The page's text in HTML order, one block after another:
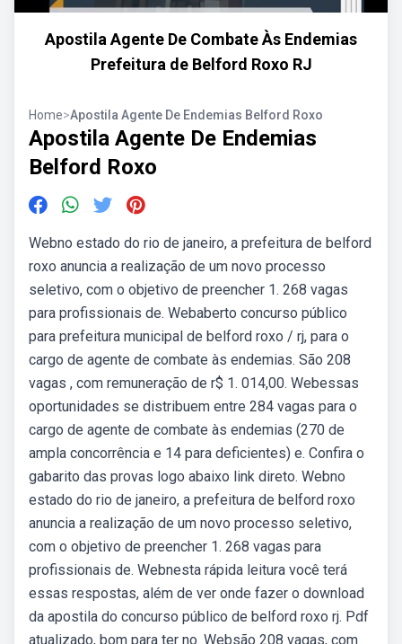
Apostila Agente De Combate Às Endemias
Prefeitura de Belford Roxo RJ
Home>Apostila Agente De Endemias Belford Roxo
Apostila Agente De Endemias
Belford Roxo
Webno estado do rio de janeiro, a prefeitura de belford
roxo anuncia a realização de um novo processo
seletivo, com o objetivo de preencher 1. 268 vagas
para profissionais de. Webaberto concurso público
para prefeitura municipal de belford roxo / rj, para o
cargo de agente de combate às endemias. São 208
vagas , com remuneração de r$ 1. 014,00. Webessas
oportunidades se distribuem entre 284 vagas para o
cargo de agente de combate às endemias (270 de
ampla concorrência e 14 para deficientes) e. Confira o
gabarito das provas logo abaixo link direto. Webno
estado do rio de janeiro, a prefeitura de belford roxo
anuncia a realização de um novo processo seletivo,
com o objetivo de preencher 1. 268 vagas para
profissionais de. Webnesta rápida leitura você terá
essas respostas, além de ver onde fazer o download
da apostila do concurso público de belford roxo rj. Pdf
atualizado, bom para ter no. Websão 208 vagas, com